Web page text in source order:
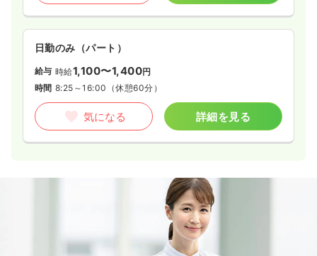
日勤のみ（パート）
給与 時給1,100〜1,400円
時間 8:25～16:00 （休憩60分）
気になる 詳細を見る